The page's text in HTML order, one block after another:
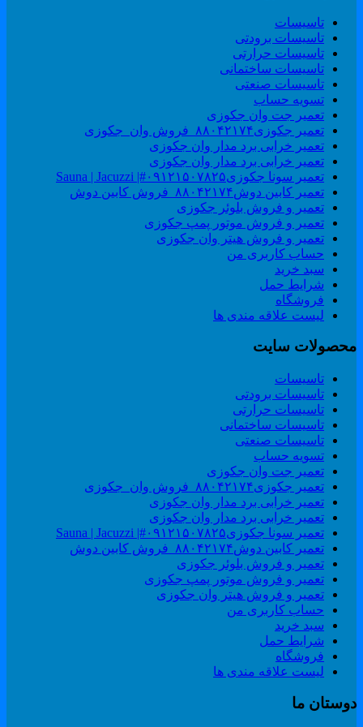
تاسیسات
تاسیسات برودتی
تاسیسات حرارتی
تاسیسات ساختمانی
تاسیسات صنعتی
تسویه حساب
تعمیر جت وان جکوزی
تعمیر جکوزی۸۸۰۴۲۱۷۴_فروش وان_جکوزی
تعمیر خرابی برد مدار وان جکوزی
تعمیر خرابی برد مدار وان جکوزی
تعمیر سونا جکوزی۰۹۱۲۱۵۰۷۸۲۵#| Sauna | Jacuzzi
تعمیر کابین دوش۸۸۰۴۲۱۷۴_فروش کابین دوش
تعمیر و فروش بلوئر جکوزی
تعمیر و فروش موتور پمپ جکوزی
تعمیر و فروش هیتر وان جکوزی
حساب کاربری من
سبد خرید
شرایط حمل
فروشگاه
لیست علاقه مندی ها
سایت
تاسیسات
تاسیسات برودتی
تاسیسات حرارتی
تاسیسات ساختمانی
تاسیسات صنعتی
تسویه حساب
تعمیر جت وان جکوزی
تعمیر جکوزی۸۸۰۴۲۱۷۴_فروش وان_جکوزی
تعمیر خرابی برد مدار وان جکوزی
تعمیر خرابی برد مدار وان جکوزی
تعمیر سونا جکوزی۰۹۱۲۱۵۰۷۸۲۵#| Sauna | Jacuzzi
تعمیر کابین دوش۸۸۰۴۲۱۷۴_فروش کابین دوش
تعمیر و فروش بلوئر جکوزی
تعمیر و فروش موتور پمپ جکوزی
تعمیر و فروش هیتر وان جکوزی
حساب کاربری من
سبد خرید
شرایط حمل
فروشگاه
لیست علاقه مندی ها
ما